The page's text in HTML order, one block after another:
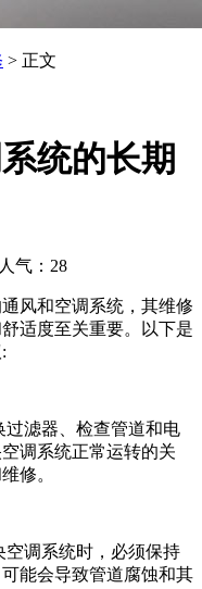
> 正文
统的长期
气： 28
风和空调系统，其维修
适度至关重要。以下是
滤器、检查管道和电
调系统正常运转的关
修。
调系统时，必须保持
能会导致管道腐蚀和其